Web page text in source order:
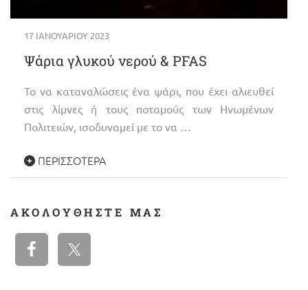
17 ΙΑΝΟΥΑΡΊΟΥ 2023
Ψάρια γλυκού νερού & PFAS
Το να καταναλώσεις ένα ψάρι, που έχει αλιευθεί
στις λίμνες ή τους ποταμούς των Ηνωμένων
Πολιτειών, ισοδυναμεί με το να …
ΠΕΡΙΣΣΌΤΕΡΑ
ΑΚΟΛΟΥΘΉΣΤΕ ΜΑΣ